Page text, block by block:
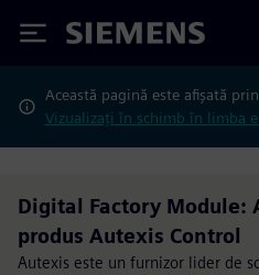
Siemens
Această pagină este afișată
Vizualizați în schimb în limba
Digital Factory Module:
produs Autexis Control
Autexis este un furnizor lider de